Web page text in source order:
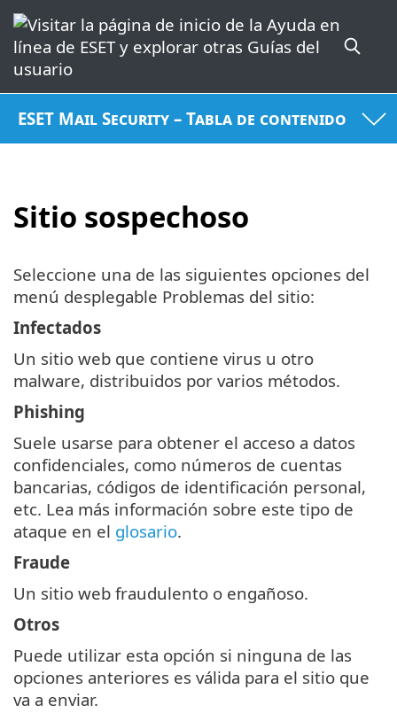
ESET Mail Security – Tabla de contenido
Sitio sospechoso
Seleccione una de las siguientes opciones del
menú desplegable Problemas del sitio:
Infectados
Un sitio web que contiene virus u otro
malware, distribuidos por varios métodos.
Phishing
Suele usarse para obtener el acceso a datos
confidenciales, como números de cuentas
bancarias, códigos de identificación personal,
etc. Lea más información sobre este tipo de
ataque en el glosario.
Fraude
Un sitio web fraudulento o engañoso.
Otros
Puede utilizar esta opción si ninguna de las
opciones anteriores es válida para el sitio que
va a enviar.